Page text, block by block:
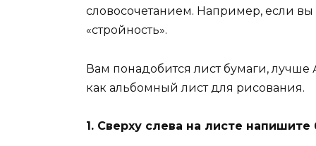
словосочетанием. Например, если вы
«стройность».
Вам понадобится лист бумаги, лучше
как альбомный лист для рисования.
1. Сверху слева на листе